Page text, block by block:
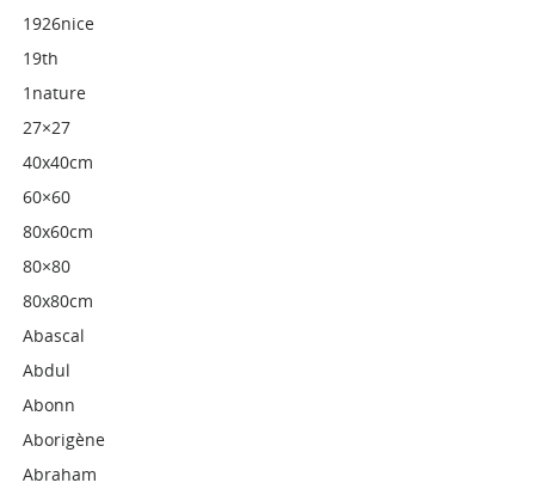
1926nice
19th
1nature
27×27
40x40cm
60×60
80x60cm
80×80
80x80cm
Abascal
Abdul
Abonn
Aborigène
Abraham